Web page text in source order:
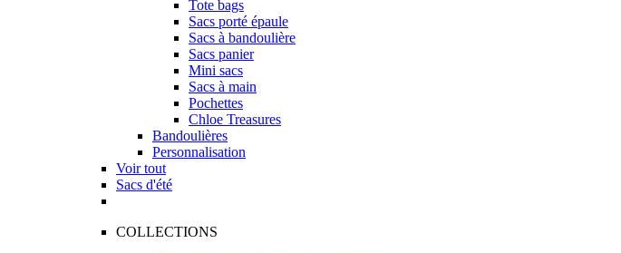
Tote bags
Sacs porté épaule
Sacs à bandoulière
Sacs panier
Mini sacs
Sacs à main
Pochettes
Chloe Treasures
Bandoulières
Personnalisation
Voir tout
Sacs d'été
COLLECTIONS